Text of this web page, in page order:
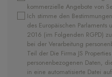
kommerzielle Angebote von
Ich stimme den
des Europäischen Parlaments
2016 (im Folgenden RGPD)
bei der Verarbeitung
Teil der Die Firma JS
personenbezogenen Daten,
in eine automatisierte Datei